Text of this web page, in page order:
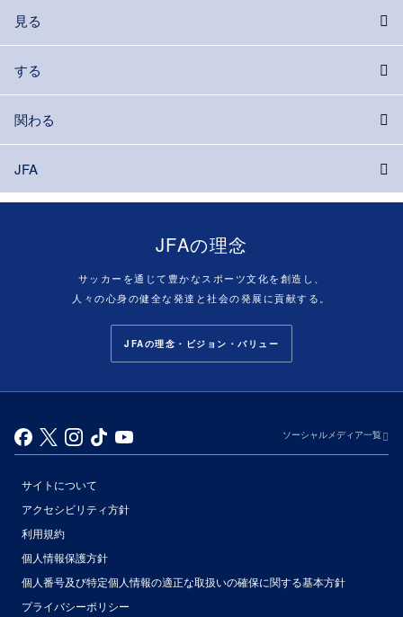
見る
する
関わる
JFA
JFAの理念
サッカーを通じて豊かなスポーツ文化を創造し、
人々の心身の健全な発達と社会の発展に貢献する。
JFAの理念・ビジョン・バリュー
ソーシャルメディア一覧
サイトについて
アクセシビリティ方針
利用規約
個人情報保護方針
個人番号及び特定個人情報の適正な取扱いの確保に関する基本方針
プライバシーポリシー